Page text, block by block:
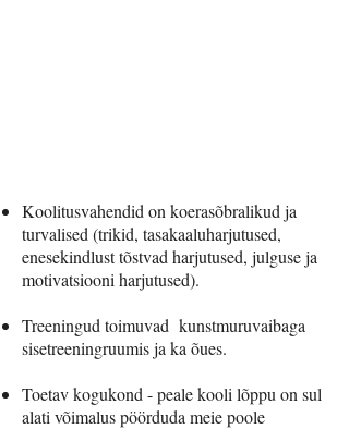
Koolitusvahendid on koerasõbralikud ja
turvalised (trikid, tasakaaluharjutused,
enesekindlust tõstvad harjutused, julguse ja
motivatsiooni harjutused).
Treeningud toimuvad kunstmuruvaibaga
sisetreeningruumis ja ka õues.
Toetav kogukond - peale kooli lõppu on sul
alati võimalus pöörduda meie poole